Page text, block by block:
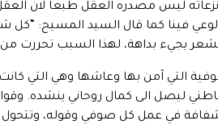
نزعاته ليس مصدره العقل طبعا لان
فينا كما قال السيد المسيح: “كل
يجيء بداهة، لهذا السبب تحررت
التي آمن بها وعاشها وهي التي
ليصل الى كمال روحاني ينشده.
في عمل كل صوفي وقوله، وتتحول